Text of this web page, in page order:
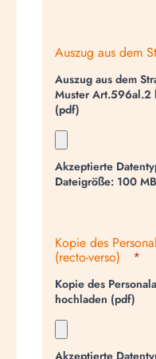
Auszug aus dem
Auszug aus dem
Muster Art.596al.2
(pdf)
Akzeptierte
Dateigröße: 100
Kopie des
(recto-verso) *
Kopie des
hochladen (pdf)